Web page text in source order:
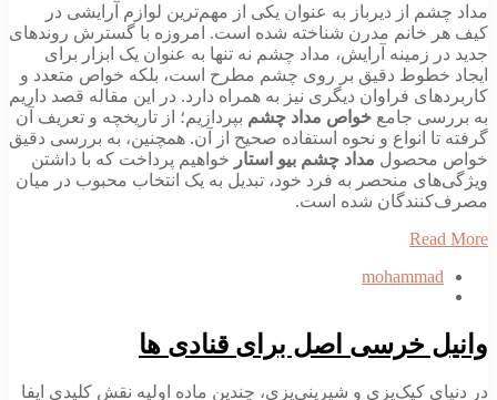
مداد چشم از دیرباز به عنوان یکی از مهم‌ترین لوازم آرایشی در
کیف هر خانم مدرن شناخته شده است. امروزه با گسترش روندهای
جدید در زمینه آرایش، مداد چشم نه تنها به عنوان یک ابزار برای
ایجاد خطوط دقیق بر روی چشم مطرح است، بلکه خواص متعدد و
کاربردهای فراوان دیگری نیز به همراه دارد. در این مقاله قصد داریم
به بررسی جامعخواص مداد چشمبپردازیم؛ از تاریخچه و تعریف آن
گرفته تا انواع و نحوه استفاده صحیح از آن. همچنین، به بررسی دقیق
خواص محصول مداد چشم بیو استارخواهیم پرداخت که با داشتن
ویژگی‌های منحصر به فرد خود، تبدیل به یک انتخاب محبوب در میان
مصرف‌کنندگان شده است.
Read More
mohammad
وانیل خرسی اصل برای قنادی ها
در دنیای کیک‌پزی و شیرینی‌پزی، چندین ماده اولیه نقش کلیدی ایفا